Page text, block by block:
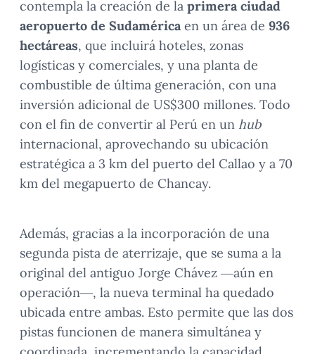
contempla la creación de la primera ciudad
aeropuerto de Sudaméricaen un área de 936
hectáreas, que incluirá hoteles, zonas
logísticas y comerciales, y una planta de
combustible de última generación, con una
inversión adicional de US$300 millones. Todo
con el fin de convertir al Perú en un hub
internacional, aprovechando su ubicación
estratégica a 3 km del puerto del Callao y a 70
km del megapuerto de Chancay.
Además, gracias a la incorporación de una
segunda pista de aterrizaje, que se suma a la
original del antiguo Jorge Chávez —aún en
operación—, la nueva terminal ha quedado
ubicada entre ambas. Esto permite que las dos
pistas funcionen de manera simultánea y